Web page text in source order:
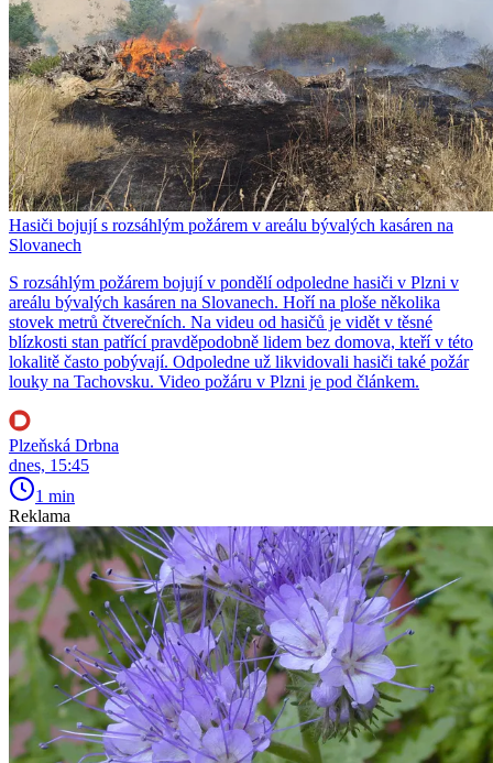
Hasiči bojují s rozsáhlým požárem v areálu bývalých kasáren na
Slovanech
S rozsáhlým požárem bojují v pondělí odpoledne hasiči v Plzni v
areálu bývalých kasáren na Slovanech. Hoří na ploše několika
stovek metrů čtverečních. Na videu od hasičů je vidět v těsné
blízkosti stan patřící pravděpodobně lidem bez domova, kteří v této
lokalitě často pobývají. Odpoledne už likvidovali hasiči také požár
louky na Tachovsku. Video požáru v Plzni je pod článkem.
Plzeňská Drbna
dnes, 15:45
1 min
Reklama